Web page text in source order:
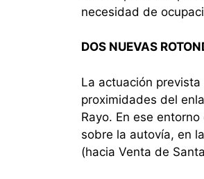
necesidad de
DOS NUEVAS
La actuación
proximidades del
Rayo. En ese
sobre la autovía, en
(hacia Venta de